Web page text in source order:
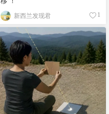
新西兰发现君 1